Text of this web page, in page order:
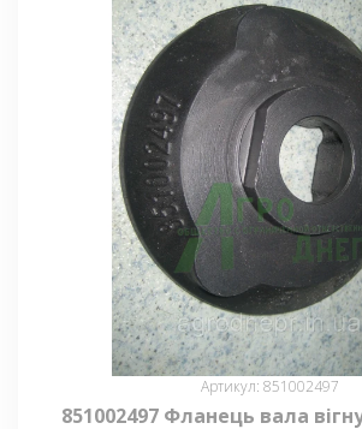
Артикул: 851002497
851002497 Фланець вала